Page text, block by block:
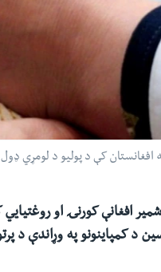
کې د پولیو د لومړي ډول یوه پیښه
افغانې کورنۍ او
د کمپاینونو په وړاندې د